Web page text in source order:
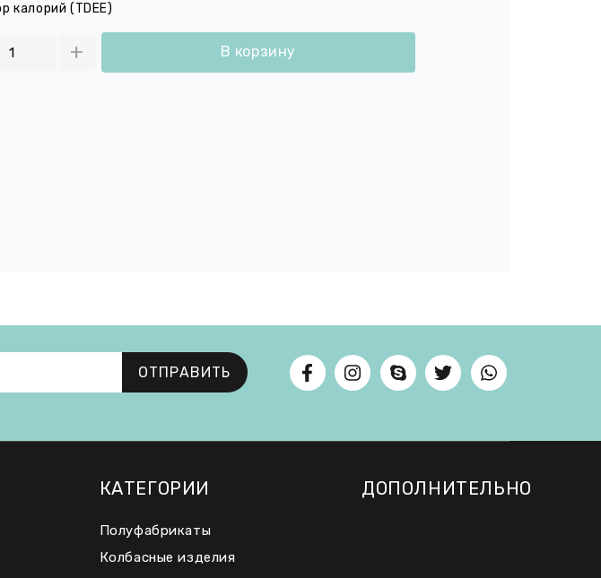
калорий (TDEE)
+ В корзину
ОТПРАВИТЬ
КАТЕГОРИИ
Полуфабрикаты
Колбасные изделия
ДОПОЛНИТЕЛЬНО